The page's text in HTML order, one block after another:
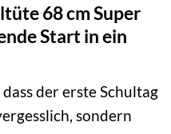
68 cm Super
Start in ein
der erste Schultag
sondern